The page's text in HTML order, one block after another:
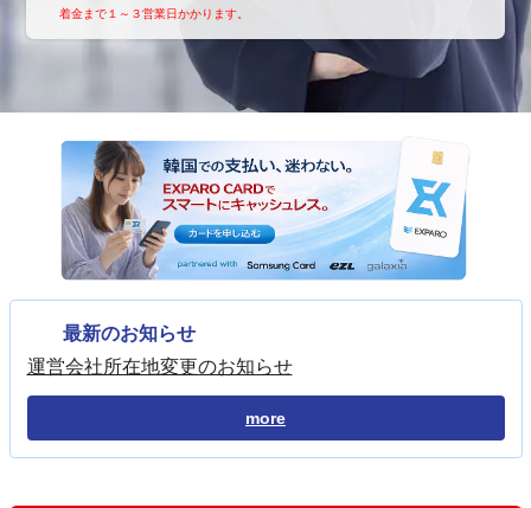
着金まで１～３営業日かかります。
最新のお知らせ
運営会社所在地変更のお知らせ
more